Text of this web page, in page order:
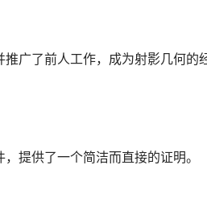
广了前人工作，成为射影几何的
提供了一个简洁而直接的证明。